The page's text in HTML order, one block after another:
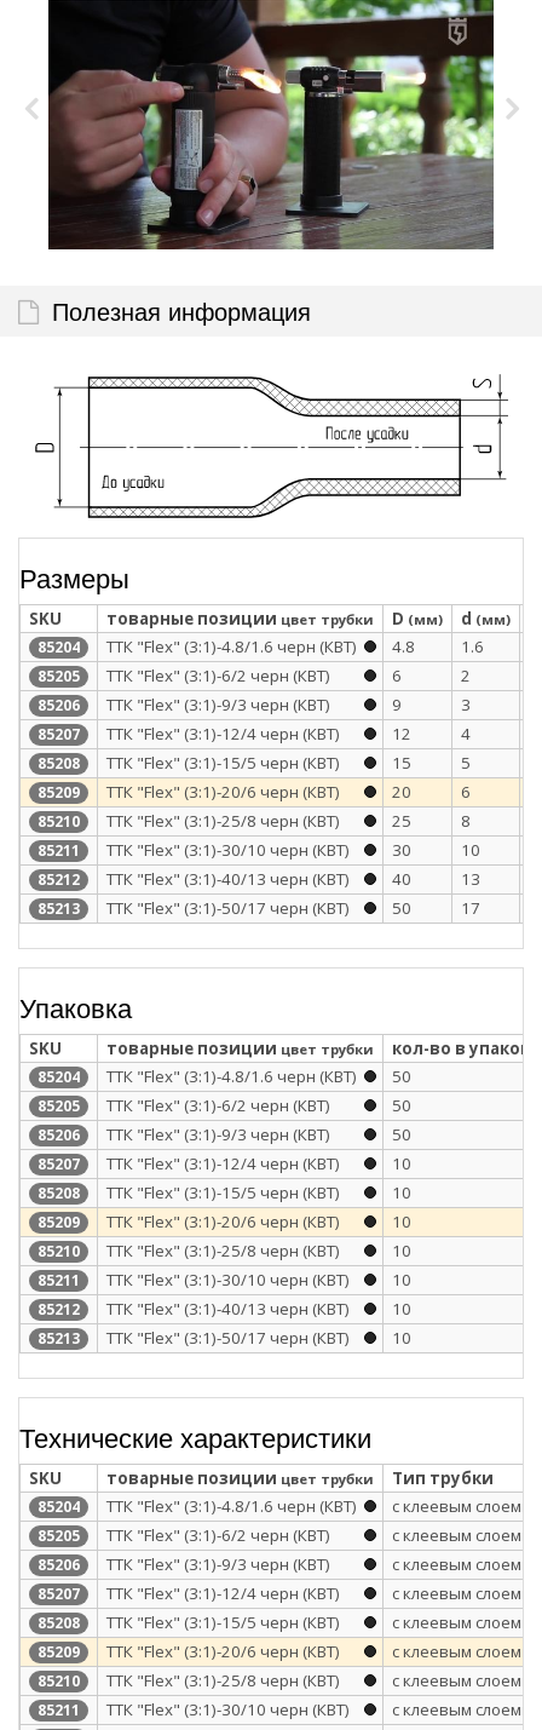
Полезная информация
Размеры
SKU товарные позиции цвет трубки D (мм) d (мм)
85204 ТТК "Flex" (3:1)-4.8/1.6 черн (КВТ) 4.8 1.6
85205 ТТК "Flex" (3:1)-6/2 черн (КВТ) 6 2
85206 ТТК "Flex" (3:1)-9/3 черн (КВТ) 9 3
85207 ТТК "Flex" (3:1)-12/4 черн (КВТ) 12 4
85208 ТТК "Flex" (3:1)-15/5 черн (КВТ) 15 5
85209 ТТК "Flex" (3:1)-20/6 черн (КВТ) 20 6
85210 ТТК "Flex" (3:1)-25/8 черн (КВТ) 25 8
85211 ТТК "Flex" (3:1)-30/10 черн (КВТ) 30 10
85212 ТТК "Flex" (3:1)-40/13 черн (КВТ) 40 13
85213 ТТК "Flex" (3:1)-50/17 черн (КВТ) 50 17
Упаковка
SKU товарные позиции цвет трубки кол-во в
85204 ТТК "Flex" (3:1)-4.8/1.6 черн (КВТ) 50
85205 ТТК "Flex" (3:1)-6/2 черн (КВТ) 50
85206 ТТК "Flex" (3:1)-9/3 черн (КВТ) 50
85207 ТТК "Flex" (3:1)-12/4 черн (КВТ) 10
85208 ТТК "Flex" (3:1)-15/5 черн (КВТ) 10
85209 ТТК "Flex" (3:1)-20/6 черн (КВТ) 10
85210 ТТК "Flex" (3:1)-25/8 черн (КВТ) 10
85211 ТТК "Flex" (3:1)-30/10 черн (КВТ) 10
85212 ТТК "Flex" (3:1)-40/13 черн (КВТ) 10
85213 ТТК "Flex" (3:1)-50/17 черн (КВТ) 10
Технические характеристики
SKU товарные позиции цвет трубки Тип трубки
85204 ТТК "Flex" (3:1)-4.8/1.6 черн (КВТ) с клеевым слоем
85205 ТТК "Flex" (3:1)-6/2 черн (КВТ) с клеевым слоем
85206 ТТК "Flex" (3:1)-9/3 черн (КВТ) с клеевым слоем
85207 ТТК "Flex" (3:1)-12/4 черн (КВТ) с клеевым слоем
85208 ТТК "Flex" (3:1)-15/5 черн (КВТ) с клеевым слоем
85209 ТТК "Flex" (3:1)-20/6 черн (КВТ) с клеевым слоем
85210 ТТК "Flex" (3:1)-25/8 черн (КВТ) с клеевым слоем
85211 ТТК "Flex" (3:1)-30/10 черн (КВТ) с клеевым слоем